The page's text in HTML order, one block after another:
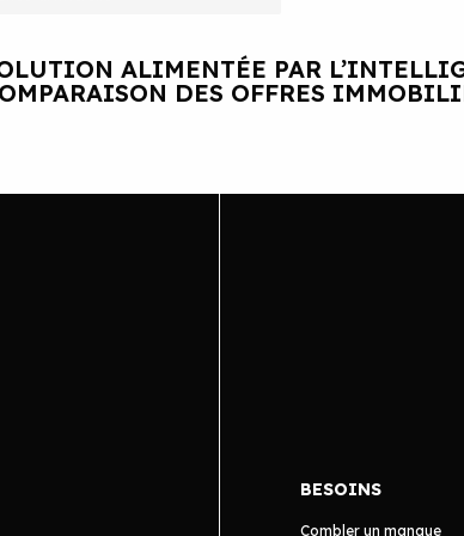
ALIMENTÉE PAR
DES OFFRES
BESOINS
Combler un manque